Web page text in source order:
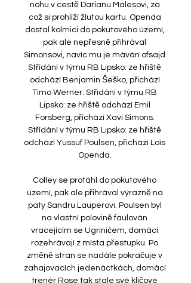
nohu v cestě Darianu Malesovi, za
což si prohlíží žlutou kartu. Openda
dostal kolmici do pokutového území,
pak ale nepřesně přihrával
Simonsovi, navíc mu je máván ofsajd.
Střídání v týmu RB Lipsko: ze hřiště
odchází Benjamin Šeško, přichází
Timo Werner. Střídání v týmu RB
Lipsko: ze hřiště odchází Emil
Forsberg, přichází Xavi Simons.
Střídání v týmu RB Lipsko: ze hřiště
odchází Yussuf Poulsen, přichází Loïs
Openda.
Colley se protáhl do pokutového
území, pak ale přihrával výrazně na
paty Sandru Lauperovi. Poulsen byl
na vlastní polovině faulován
vracejícím se Ugrinićem, domácí
rozehrávají z místa přestupku. Po
změně stran se nadále pokračuje v
zahajovacích jedenáctkách, domácí
trenér Rose tak stále své klíčové